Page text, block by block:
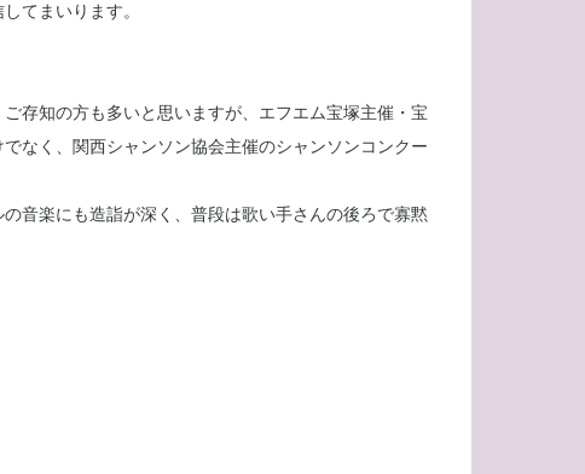
てまいります。
存知の方も多いと思いますが、エフエム宝塚主催・宝
なく、関西シャンソン協会主催のシャンソンコンクー
音楽にも造詣が深く、普段は歌い手さんの後ろで寡黙